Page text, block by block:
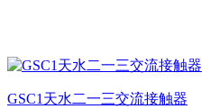
GSC1天水二一三交流接触器